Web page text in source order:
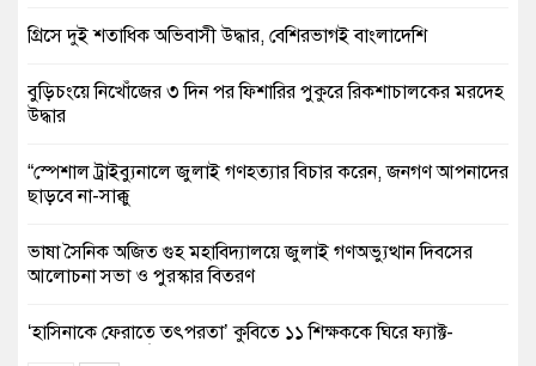
গ্রিসে দুই শতাধিক অভিবাসী উদ্ধার, বেশিরভাগই বাংলাদেশি
বুড়িচংয়ে নিখোঁজের ৩ দিন পর ফিশারির পুকুরে রিকশাচালকের মরদেহ
উদ্ধার
“স্পেশাল ট্রাইব্যুনালে জুলাই গণহত্যার বিচার করেন, জনগণ আপনাদের
ছাড়বে না-সাক্কু
ভাষা সৈনিক অজিত গুহ মহাবিদ্যালয়ে জুলাই গণঅভ্যুত্থান দিবসের
আলোচনা সভা ও পুরস্কার বিতরণ
‘হাসিনাকে ফেরাতে তৎপরতা’ কুবিতে ১১ শিক্ষককে ঘিরে ফ্যাক্ট-